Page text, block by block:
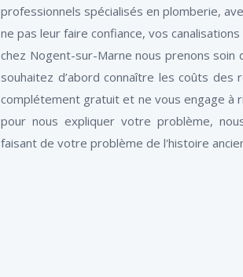
professionnels spécialisés en plomberie,
ne pas leur faire confiance, vos
chez Nogent-sur-Marne nous prenons
souhaitez d’abord connaître les coûts
complétement gratuit et ne vous engage à
pour nous expliquer votre problème,
faisant de votre problème de l'histoire